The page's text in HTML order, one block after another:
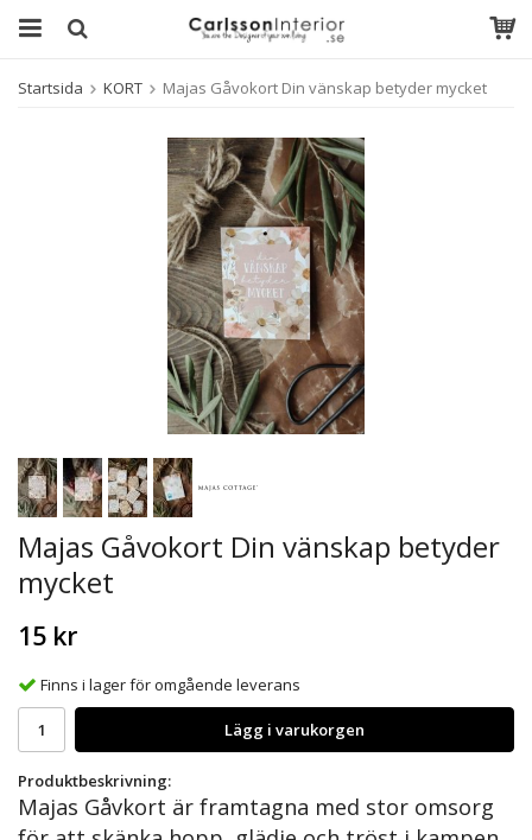
Startsida KORT Majas Gåvokort Din vänskap betyder mycket
Majas Gåvokort Din vänskap betyder
mycket
15 kr
Finns i lager för omgående leverans
Lägg i varukorgen
Produktbeskrivning:
Majas Gåvkort är framtagna med stor omsorg